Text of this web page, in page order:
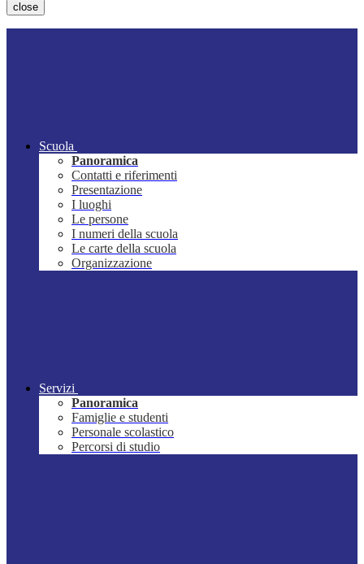
close
Scuola
Panoramica
Contatti e riferimenti
Presentazione
I luoghi
Le persone
I numeri della scuola
Le carte della scuola
Organizzazione
Servizi
Panoramica
Famiglie e studenti
Personale scolastico
Percorsi di studio